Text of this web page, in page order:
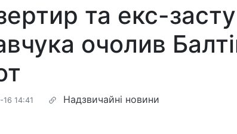
та екс-
очолив
14:41 Надзвичайні новини